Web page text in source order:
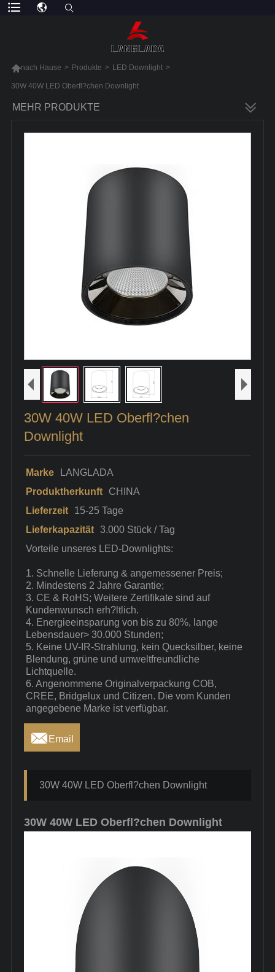
nach Hause > Produkte > LED Downlight >
30W 40W LED Oberfl?chen Downlight
MEHR PRODUKTE
30W 40W LED Oberfl?chen
Downlight
Marke
LANGLADA
Produktherkunft
CHINA
Lieferzeit
15-25 Tage
Lieferkapazität 3.000 Stück / Tag
Vorteile unseres LED-Downlights:
1. Schnelle Lieferung & angemessener Preis;
2. Mindestens 2 Jahre Garantie;
3. CE & RoHS; Weitere Zertifikate sind auf
Kundenwunsch erh?ltlich.
4. Energieeinsparung von bis zu 80%, lange
Lebensdauer> 30.000 Stunden;
5. Keine UV-IR-Strahlung, kein Quecksilber, keine
Blendung, grüne und umweltfreundliche
Lichtquelle.
6. Angenommene Originalverpackung COB,
CREE, Bridgelux und Citizen. Die vom Kunden
angegebene Marke ist verfügbar.
 Email
30W 40W LED Oberfl?chen Downlight
30W 40W LED Oberfl?chen Downlight